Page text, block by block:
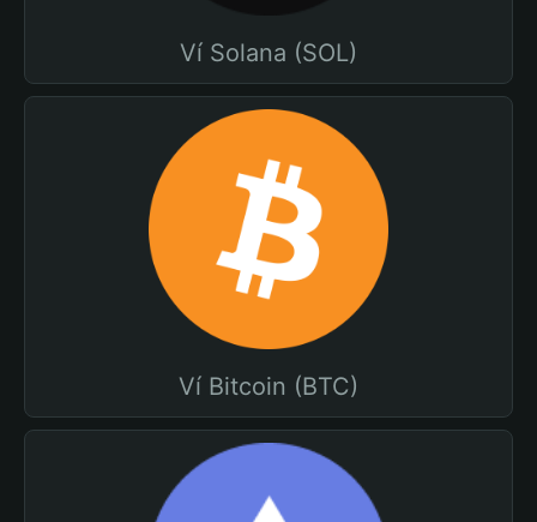
Ví Solana (SOL)
Ví Bitcoin (BTC)